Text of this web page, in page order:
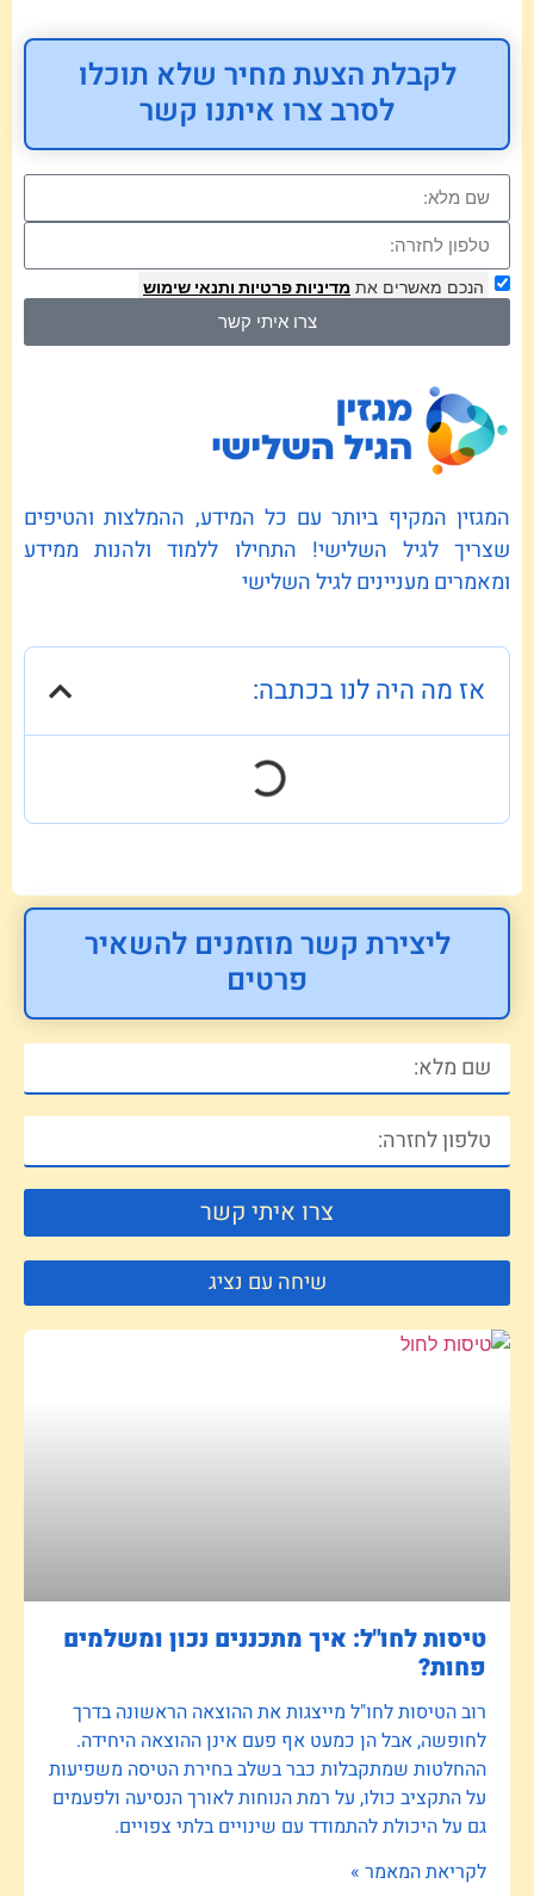
לקבלת הצעת מחיר שלא תוכלו
לסרב צרו איתנו קשר
הנכם מאשרים את מדיניות פרטיות ותנאי שימוש
צרו איתי קשר
המגזין המקיף ביותר עם כל המידע, ההמלצות והטיפים
שצריך לגיל השלישי! התחילו ללמוד ולהנות ממידע
ומאמרים מעניינים לגיל השלישי
אז מה היה לנו בכתבה:
ליצירת קשר מוזמנים להשאיר
פרטים
צרו איתי קשר
שיחה עם נציג
טיסות לחו"ל: איך מתכננים נכון ומשלמים
פחות?
רוב הטיסות לחו"ל מייצגות את ההוצאה הראשונה בדרך
לחופשה, אבל הן כמעט אף פעם אינן ההוצאה היחידה.
ההחלטות שמתקבלות כבר בשלב בחירת הטיסה משפיעות
על התקציב כולו, על רמת הנוחות לאורך הנסיעה ולפעמים
גם על היכולת להתמודד עם שינויים בלתי צפויים.
לקריאת המאמר »